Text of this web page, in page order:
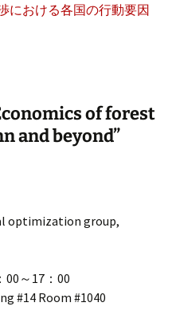
における各国の行動要因
of forest
and beyond”
optimization group,
00～17：00
#14 Room #1040